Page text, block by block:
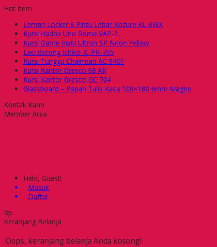
Hot Item
Lemari Locker 6 Pintu Lebar Kozure KL-6WX
Kursi Hadap Uno Roma VAP-2
Kursi Game Inviti Ultron SP Neon Yellow
Laci dorong Ichiko IC PR-705
Kursi Tunggu Chairman AC 940F
Kursi Kantor Gresco 68 AR
Kursi Kantor Gresco GC 704
Glassboard – Papan Tulis Kaca 100×180 6mm Magne
Kontak Kami
Member Area
Halo, Guest!
Masuk
Daftar
Rp
Keranjang Belanja
Oops, keranjang belanja Anda kosong!